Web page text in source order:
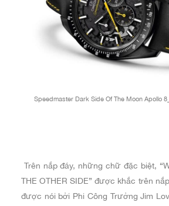
Speedmaster Dark Side Of The Moon Apollo
Trên nắp đáy, những chữ đặc biệt,
THE OTHER SIDE” được khắc trên
được nói bởi Phi Công Trưởng Jim